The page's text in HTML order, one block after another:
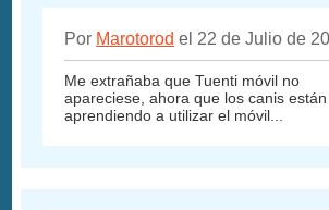
Por Marotorod el 22 de Julio de
Me extrañaba que Tuenti móvil no
apareciese, ahora que los canis están
aprendiendo a utilizar el móvil...